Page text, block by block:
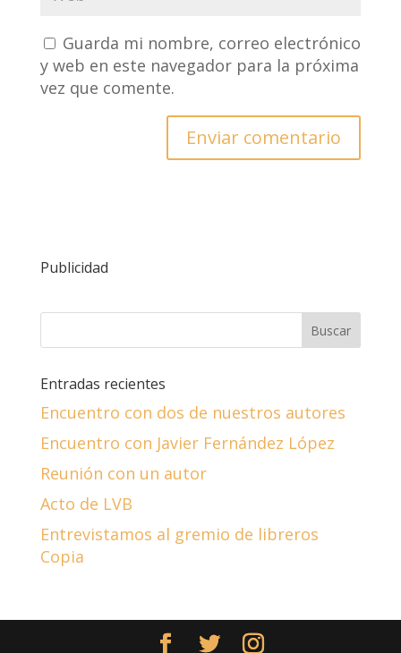
Guarda mi nombre, correo electrónico
y web en este navegador para la próxima
vez que comente.
Publicidad
Entradas recientes
Encuentro con dos de nuestros autores
Encuentro con Javier Fernández López
Reunión con un autor
Acto de LVB
Entrevistamos al gremio de libreros
Copia